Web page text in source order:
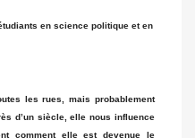
en science politique et en
les rues, mais probablement
d’un siècle, elle nous influence
comment elle est devenue le